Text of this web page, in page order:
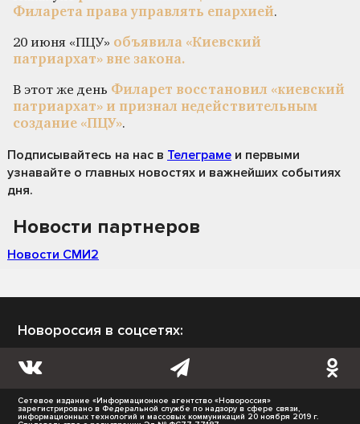
Филарета права управлять епархией.
20 июня «ПЦУ» объявила «Киевский
патриархат» вне закона.
В этот же день Филарет восстановил «киевский
патриархат» и признал недействительным
создание «ПЦУ».
Подписывайтесь на нас в Телеграме и первыми
узнавайте о главных новостях и важнейших событиях
дня.
Новости партнеров
Новости СМИ2
Новороссия в соцсетях:
Сетевое издание «Информационное агентство «Новороссия»
зарегистрировано в Федеральной службе по надзору в сфере связи,
информационных технологий и массовых коммуникаций 20 ноября 2019 г.